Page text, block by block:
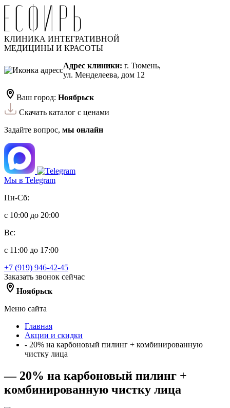
КЛИНИКА ИНТЕГРАТИВНОЙ
МЕДИЦИНЫ И КРАСОТЫ
Адрес клиники: г. Тюмень,
ул. Менделеева, дом 12
Ваш город: Ноябрьск
Скачать каталог с ценами
Задайте вопрос, мы онлайн
Мы в Telegram
Пн-Сб:
с 10:00 до 20:00
Вс:
с 11:00 до 17:00
+7 (919) 946-42-45
Заказать звонок сейчас
Ноябрьск
Меню сайта
Главная
Акции и скидки
- 20% на карбоновый пилинг + комбинированную
чистку лица
— 20% на карбоновый пилинг +
комбинированную чистку лица